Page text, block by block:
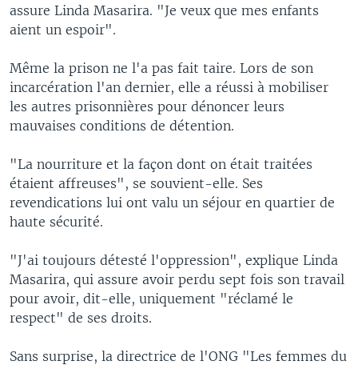
assure Linda Masarira. "Je veux que mes enfants
aient un espoir".
Même la prison ne l'a pas fait taire. Lors de son
incarcération l'an dernier, elle a réussi à mobiliser
les autres prisonnières pour dénoncer leurs
mauvaises conditions de détention.
"La nourriture et la façon dont on était traitées
étaient affreuses", se souvient-elle. Ses
revendications lui ont valu un séjour en quartier de
haute sécurité.
"J'ai toujours détesté l'oppression", explique Linda
Masarira, qui assure avoir perdu sept fois son travail
pour avoir, dit-elle, uniquement "réclamé le
respect" de ses droits.
Sans surprise, la directrice de l'ONG "Les femmes du